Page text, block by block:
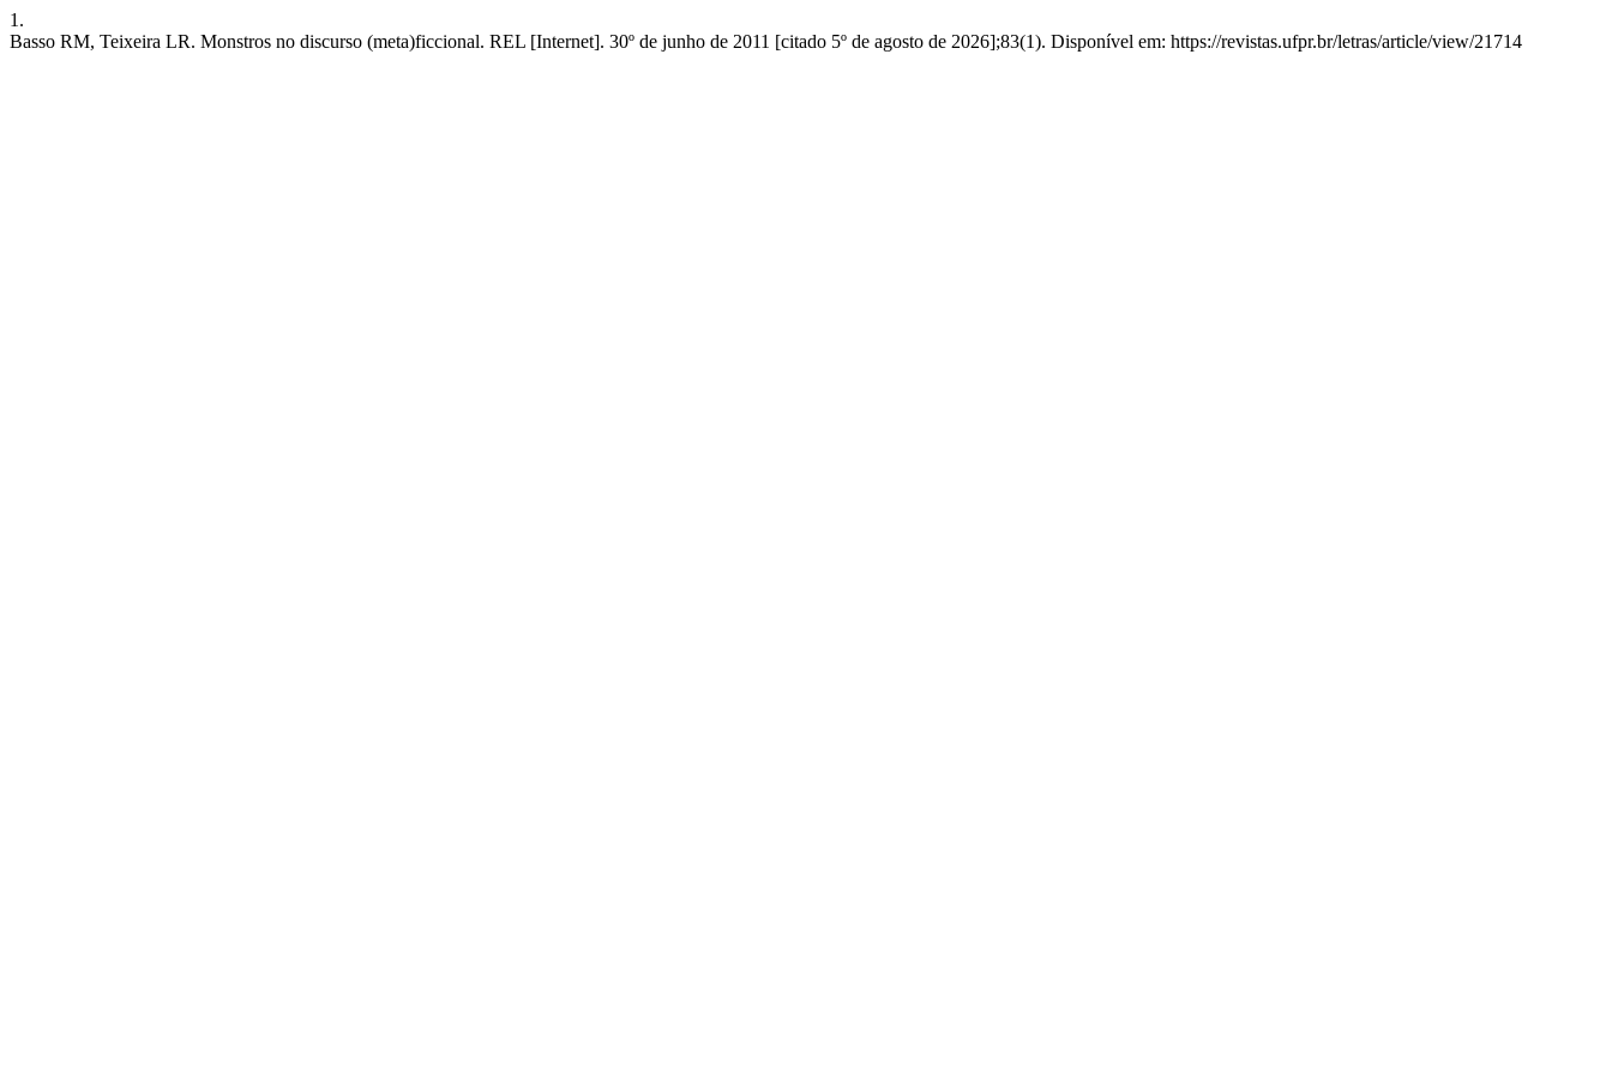
1.
Basso RM, Teixeira LR. Monstros no discurso (meta)ficcional. REL [Internet]. 30º de junho de 2011 [citado 5º de agosto de 2026];83(1). Disponível em: https://revistas.ufpr.br/letras/article/view/21714